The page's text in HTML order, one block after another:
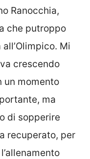
Ranocchia,
che putroppo
Mi
crescendo
un momento
ma
di sopperire
recuperato, per